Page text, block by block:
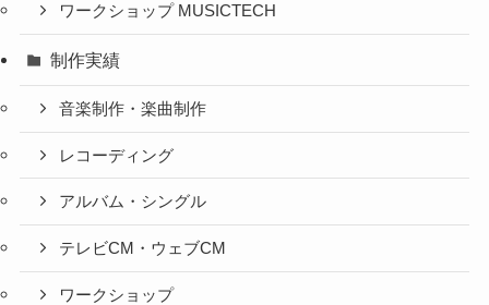
ワークショップ MUSICTECH
制作実績
音楽制作・楽曲制作
レコーディング
アルバム・シングル
テレビCM・ウェブCM
ワークショップ